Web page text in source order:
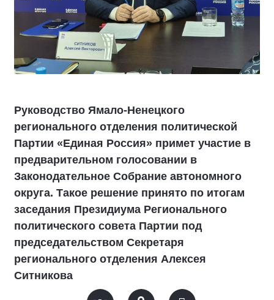
Руководство Ямало-Ненецкого
регионального отделения политической
Партии «Единая Россия» примет участие в
предварительном голосовании в
Законодательное Собрание автономного
округа. Такое решение принято по итогам
заседания Президиума Регионального
политического совета Партии под
председательством Секретаря
регионального отделения Алексея
Ситникова